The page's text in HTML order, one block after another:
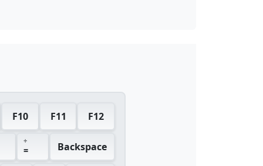
F10 F11 F12
+
= Backspace